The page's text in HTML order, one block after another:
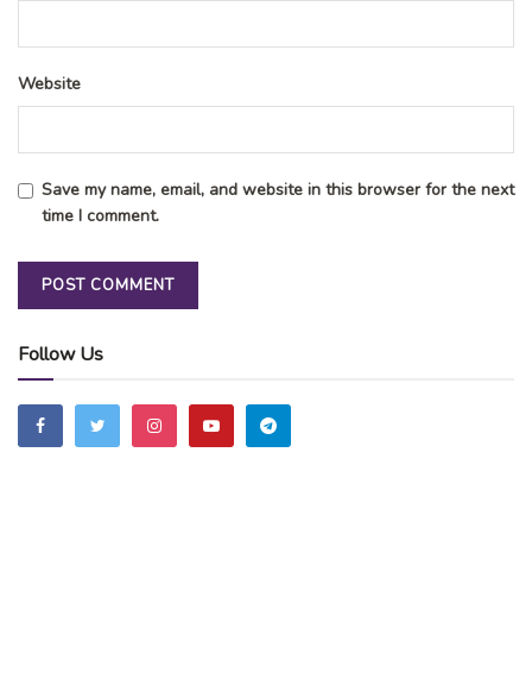
Website
Save my name, email, and website in this browser for the next
time I comment.
Follow Us